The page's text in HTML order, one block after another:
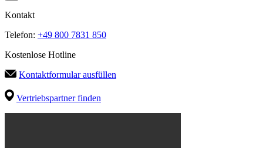
Kontakt
Telefon: +49 800 7831 850
Kostenlose Hotline
Kontaktformular ausfüllen
Vertriebspartner finden